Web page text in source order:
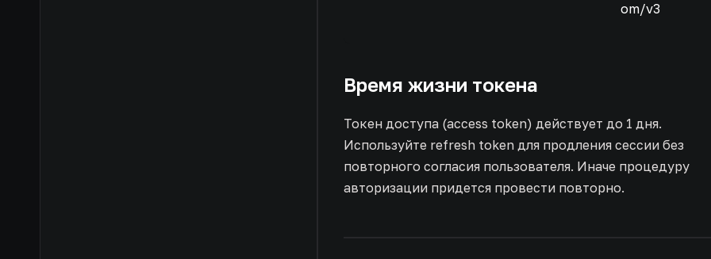
om/v3
Время жизни токена
Токен доступа (access token) действует до 1 дня.
Используйте refresh token для продления сессии без
повторного согласия пользователя. Иначе процедуру
авторизации придется провести повторно.